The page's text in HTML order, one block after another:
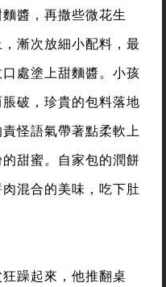
醬，再撒些微花生
漸次放細小配料，最
處塗上甜麵醬。小孩
破，珍貴的包料落地
怪語氣帶著點柔軟上
甜蜜。自家包的潤餅
混合的美味，吃下肚
躁起來，他推翻桌